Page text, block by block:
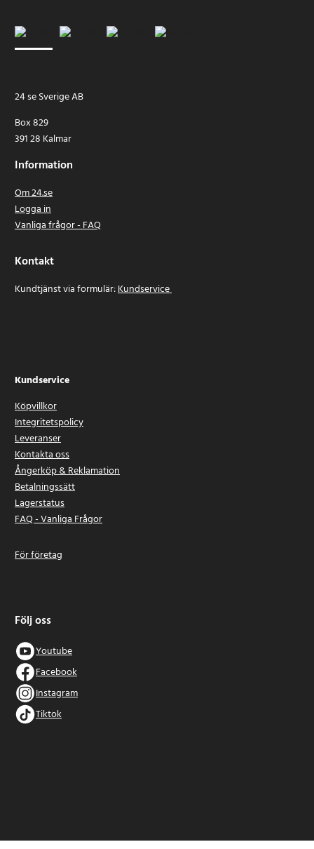
24 se Sverige AB
Box 829
391 28 Kalmar
Information
Om 24.se
Logga in
Vanliga frågor - FAQ
Kontakt
Kundtjänst via formulär:Kundservice
Kundservice
Köpvillkor
Integritetspolicy
Leveranser
Kontakta oss
Ångerköp & Reklamation
Betalningssätt
Lagerstatus
FAQ - Vanliga Frågor
För företag
Följ oss
Youtube
Facebook
Instagram
Tiktok